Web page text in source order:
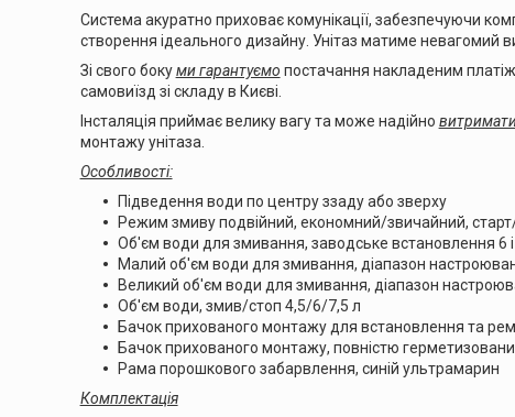
Система акуратно приховає комунікації, забезпечуючи
створення ідеального дизайну. Унітаз матиме невагомий
Зі свого бокуми гарантуємо постачання накладеним
самовиїзд зі складу в Києві.
Інсталяція приймає велику вагу та може надійно
монтажу унітаза.
Особливості:
Підведення води по центру ззаду або зверху
Режим змиву подвійний, економний/звичайний,
Об'єм води для змивання, заводське встановлення 6 і
Малий об'єм води для змивання, діапазон
Великий об'єм води для змивання, діапазон
Об'єм води, змив/стоп 4,5/6/7,5 л
Бачок прихованого монтажу для встановлення та
Бачок прихованого монтажу, повністю
Рама порошкового забарвлення, синій ультрамарин
Комплектація